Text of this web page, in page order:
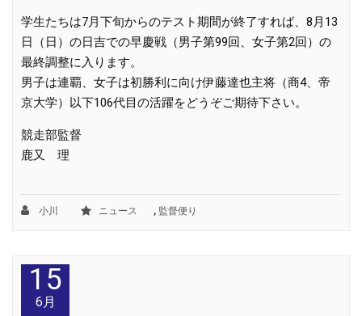
学生たちは7月下旬からのテスト期間が終了すれば、8月13
日（日）の日吉での早慶戦（男子第99回、女子第2回）の
最終調整に入ります。
男子は連覇、女子は初勝利に向け伊藤達也主将（商4、帝
京大学）以下106代目の活躍をどうぞご期待下さい。
競走部監督
鹿又 理
小川 ニュース , 監督便り
15
6月